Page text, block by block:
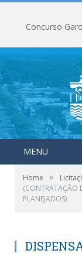
Concurso
MENU
Home »
(CONTRATAÇÃO
PLANEJADOS)